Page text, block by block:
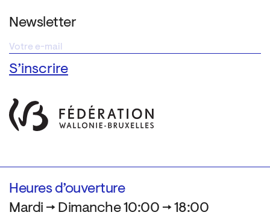
Newsletter
Heures d’ouverture
Mardi → Dimanche 10:00 → 18:00